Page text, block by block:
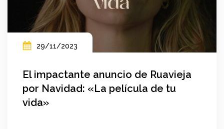
29/11/2023
El impactante anuncio de Ruavieja
por Navidad: «La película de tu
vida»